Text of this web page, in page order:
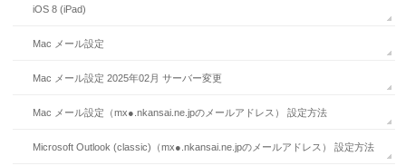
iOS 8 (iPad)
Mac メール設定
Mac メール設定 2025年02月 サーバー変更
Mac メール設定（mx●.nkansai.ne.jpのメールアドレス） 設定方法
Microsoft Outlook (classic)（mx●.nkansai.ne.jpのメールアドレス） 設定方法